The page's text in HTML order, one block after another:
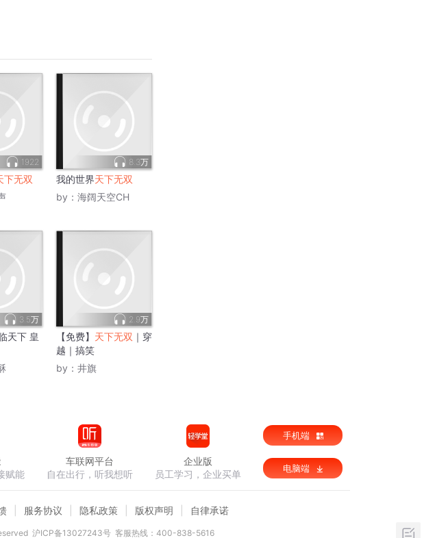
1922
下无双
8.3万
我的世界天下无双
by： 海阔天空CH
3.5万
天下 皇
2.9万
【免费】 天下无双 ｜穿
越｜搞笑
by： 井旗
赋能
车联网平台
自在出行，听我想听
企业版
员工学习，企业买单
手机端
电脑端
服务协议 隐私政策 版权声明 自律承诺
沪ICP备13027243号 客服热线：400-838-5616